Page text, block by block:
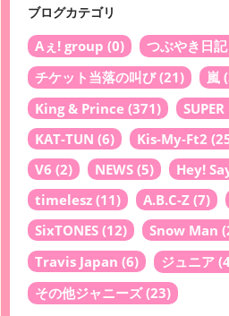
ブログカテゴリ
Aぇ! group (0) つぶやき日記
チケット当落の叫び(21) 嵐
King & Prince (371)
KAT-TUN (6) Kis-My-Ft2
V6 (2) NEWS (5) Hey!
timelesz (11) A.B.C-Z (7)
SixTONES (12) Snow Man
Travis Japan (6) ジュニア
その他ジャニーズ(23)